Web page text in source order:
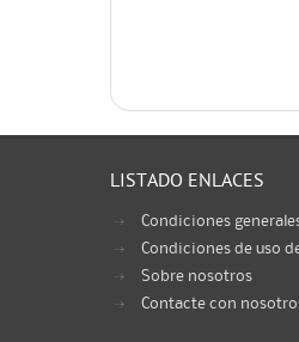
LISTADO ENLACES
Condiciones
Condiciones de uso
Sobre nosotros
Contacte con